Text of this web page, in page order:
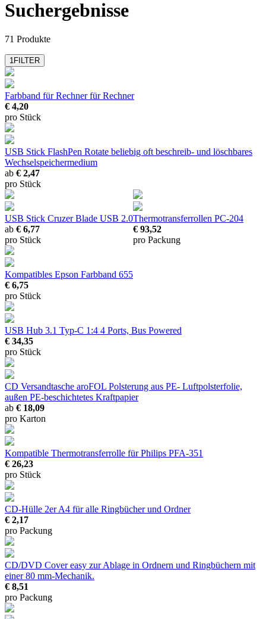
Canon
Durable
mehr anzeigen
Filz
Suchergebnisse
71 Produkte
1FILTER
Farbband für Rechnerfür Rechner
€ 4,20
pro Stück
USB Stick FlashPen Rotate beliebig oft beschreib- und löschbares
Wechselspeichermedium
ab € 2,47
pro Stück
USB Stick Cruzer Blade USB 2.0
ab € 6,77
pro Stück
Thermotransferrollen PC-204
€ 93,52
pro Packung
Kompatibles Epson Farbband 655
€ 6,75
pro Stück
USB Hub 3.1 Typ-C 1:4 4 Ports, Bus Powered
€ 34,35
pro Stück
CD Versandtasche aroFOL Polsterung aus PE- Luftpolsterfolie,
außen PE-beschichtetes Kraftpapier
ab € 18,09
pro Karton
Kompatible Thermotransferrolle für Philips PFA-351
€ 26,23
pro Stück
CD-Hülle 2erA4 für alle Ringbücher und Ordner
€ 2,17
pro Packung
CD/DVD Cover easy zur Ablage in Ordnern und Ringbüchern mit
einer 80 mm-Mechanik.
€ 8,51
pro Packung